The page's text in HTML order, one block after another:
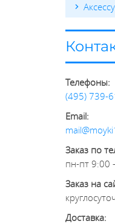
Телефоны:
(495) 739-
Email:
Заказ по
пн-пт 9:00
Заказ на
Доставка: